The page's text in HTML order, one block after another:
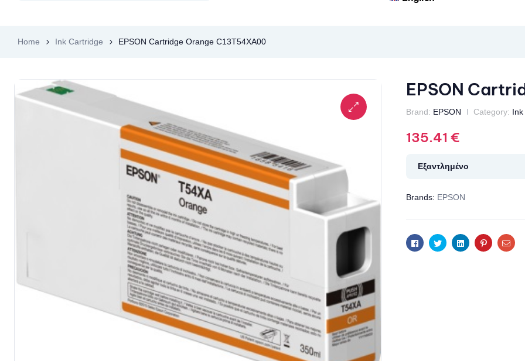
Home Ink Cartridge EPSON Cartridge Orange C13T54XA00
EPSON
Brand: EPSON Category:
135.41 €
Εξαντλημένο
Brands: EPSON
FacebookTwitterLinkedinPinterestEmail